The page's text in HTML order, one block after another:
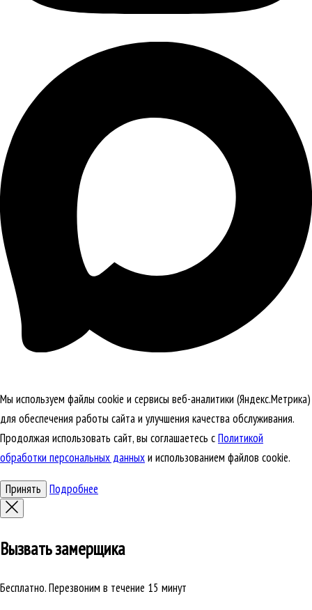
Мы используем файлы cookie и сервисы веб-аналитики (Яндекс.Метрика)
для обеспечения работы сайта и улучшения качества обслуживания.
Продолжая использовать сайт, вы соглашаетесь сПолитикой
обработки персональных данныхи использованием файлов cookie.
Принять Подробнее
Вызвать замерщика
Бесплатно. Перезвоним в течение 15 минут